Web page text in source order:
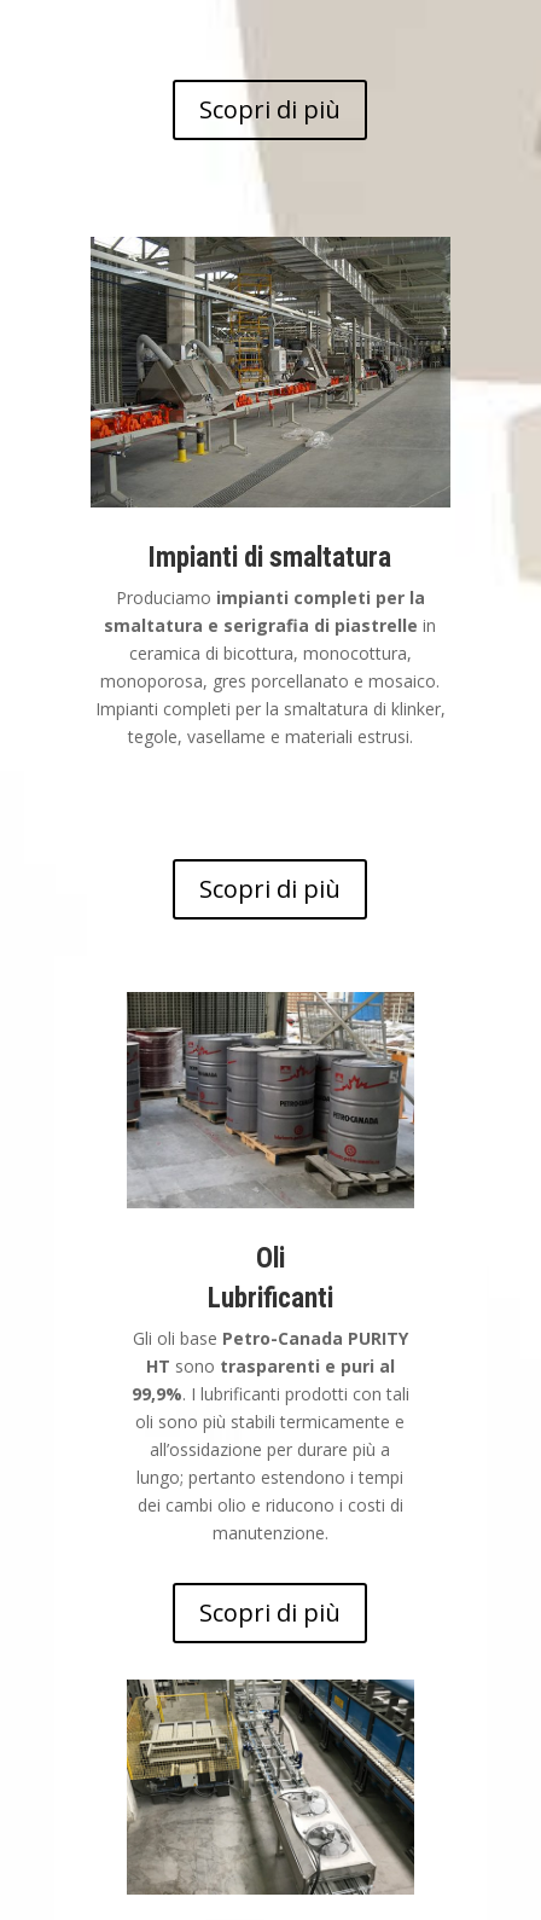
Scopri di più
Impianti di smaltatura
Produciamo impianti completi per la
smaltatura e serigrafia di piastrelle in
ceramica di bicottura, monocottura,
monoporosa, gres porcellanato e mosaico.
Impianti completi per la smaltatura di klinker,
tegole, vasellame e materiali estrusi.
Scopri di più
Oli
Lubrificanti
Gli oli base Petro-Canada PURITY
HT sono trasparenti e puri al
99,9%. I lubrificanti prodotti con tali
oli sono più stabili termicamente e
all’ossidazione per durare più a
lungo; pertanto estendono i tempi
dei cambi olio e riducono i costi di
manutenzione.
Scopri di più